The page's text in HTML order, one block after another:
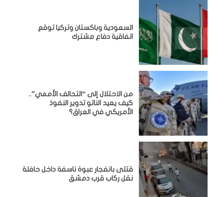
السعودية وباكستان وتركيا توقع
اتفاقية دفاع مشترك
من الاحتلال إلى “التحالف الأممي”..
كيف يعيد الناتو تدوير النفوذ
الأمريكي في العراق؟
قتلى بانفجار عبوة ناسفة داخل حافلة
نقل ركاب قرب دمشق